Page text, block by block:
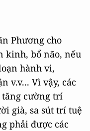
Phương cho
kinh, bổ não, nếu
hành vi,
v.v... Vì vậy, các
tăng cường trí
già, sa sút trí tuệ
phải được các